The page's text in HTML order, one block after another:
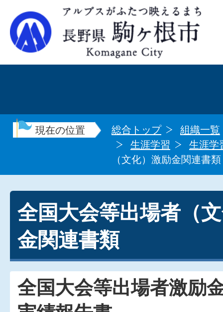
現在の位置 総合トップ
組織一覧
生涯学習
生涯学
（文化）激励金関連書類
全国大会等出場者（
金関連書類
全国大会等出場者激励